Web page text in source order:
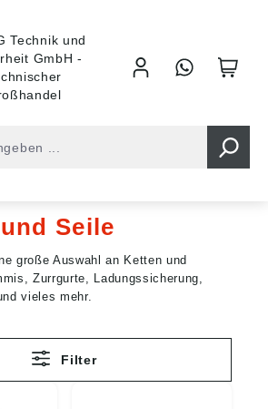
Seile
große Auswahl an Ketten und
Zurrgurte, Ladungssicherung,
vieles mehr.
Filter